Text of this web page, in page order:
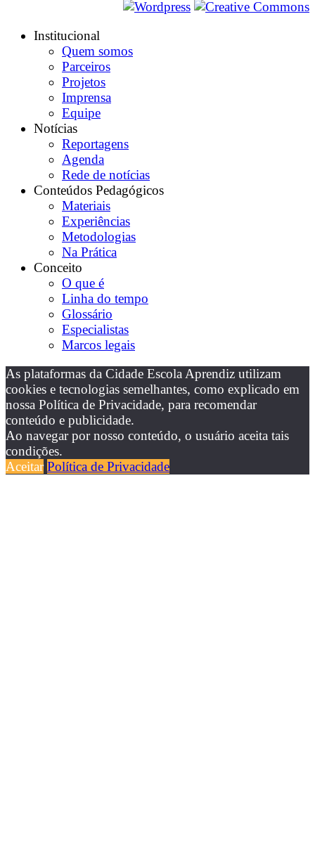
Institucional
Quem somos
Parceiros
Projetos
Imprensa
Equipe
Notícias
Reportagens
Agenda
Rede de notícias
Conteúdos Pedagógicos
Materiais
Experiências
Metodologias
Na Prática
Conceito
O que é
Linha do tempo
Glossário
Especialistas
Marcos legais
As plataformas da Cidade Escola Aprendiz utilizam
cookies e tecnologias semelhantes, como explicado em
nossa Política de Privacidade, para recomendar
conteúdo e publicidade.
Ao navegar por nosso conteúdo, o usuário aceita tais
condições.
Aceitar Política de Privacidade